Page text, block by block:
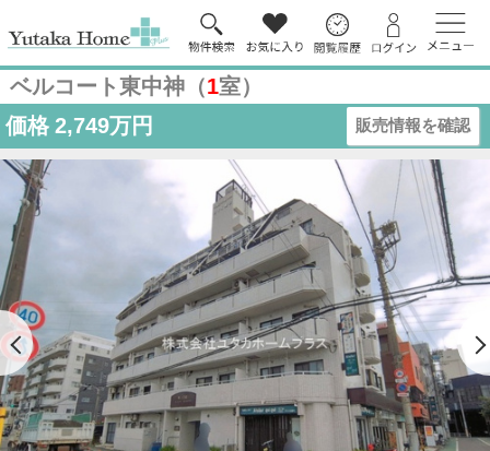
ベルコート東中神（1室）
価格 2,749万円 販売情報を確認